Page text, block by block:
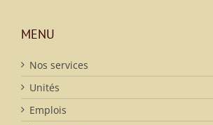
MENU
Nos services
Unités
Emplois